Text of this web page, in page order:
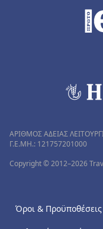
ΑΡΙΘΜΟΣ ΑΔΕΙΑΣ
Γ.Ε.ΜΗ.: 121757201000
Copyright © 2012–2026
Όροι & Προϋποθέσεις